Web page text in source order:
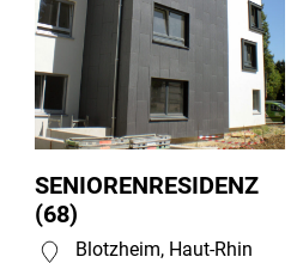
SENIORENRESIDENZ
(68)
Blotzheim, Haut-Rhin